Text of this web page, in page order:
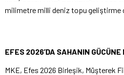
milimetre milli deniz topu geliştirme
EFES 2026’DA SAHANIN GÜCÜNE
MKE, Efes 2026 Birleşik, Müşterek